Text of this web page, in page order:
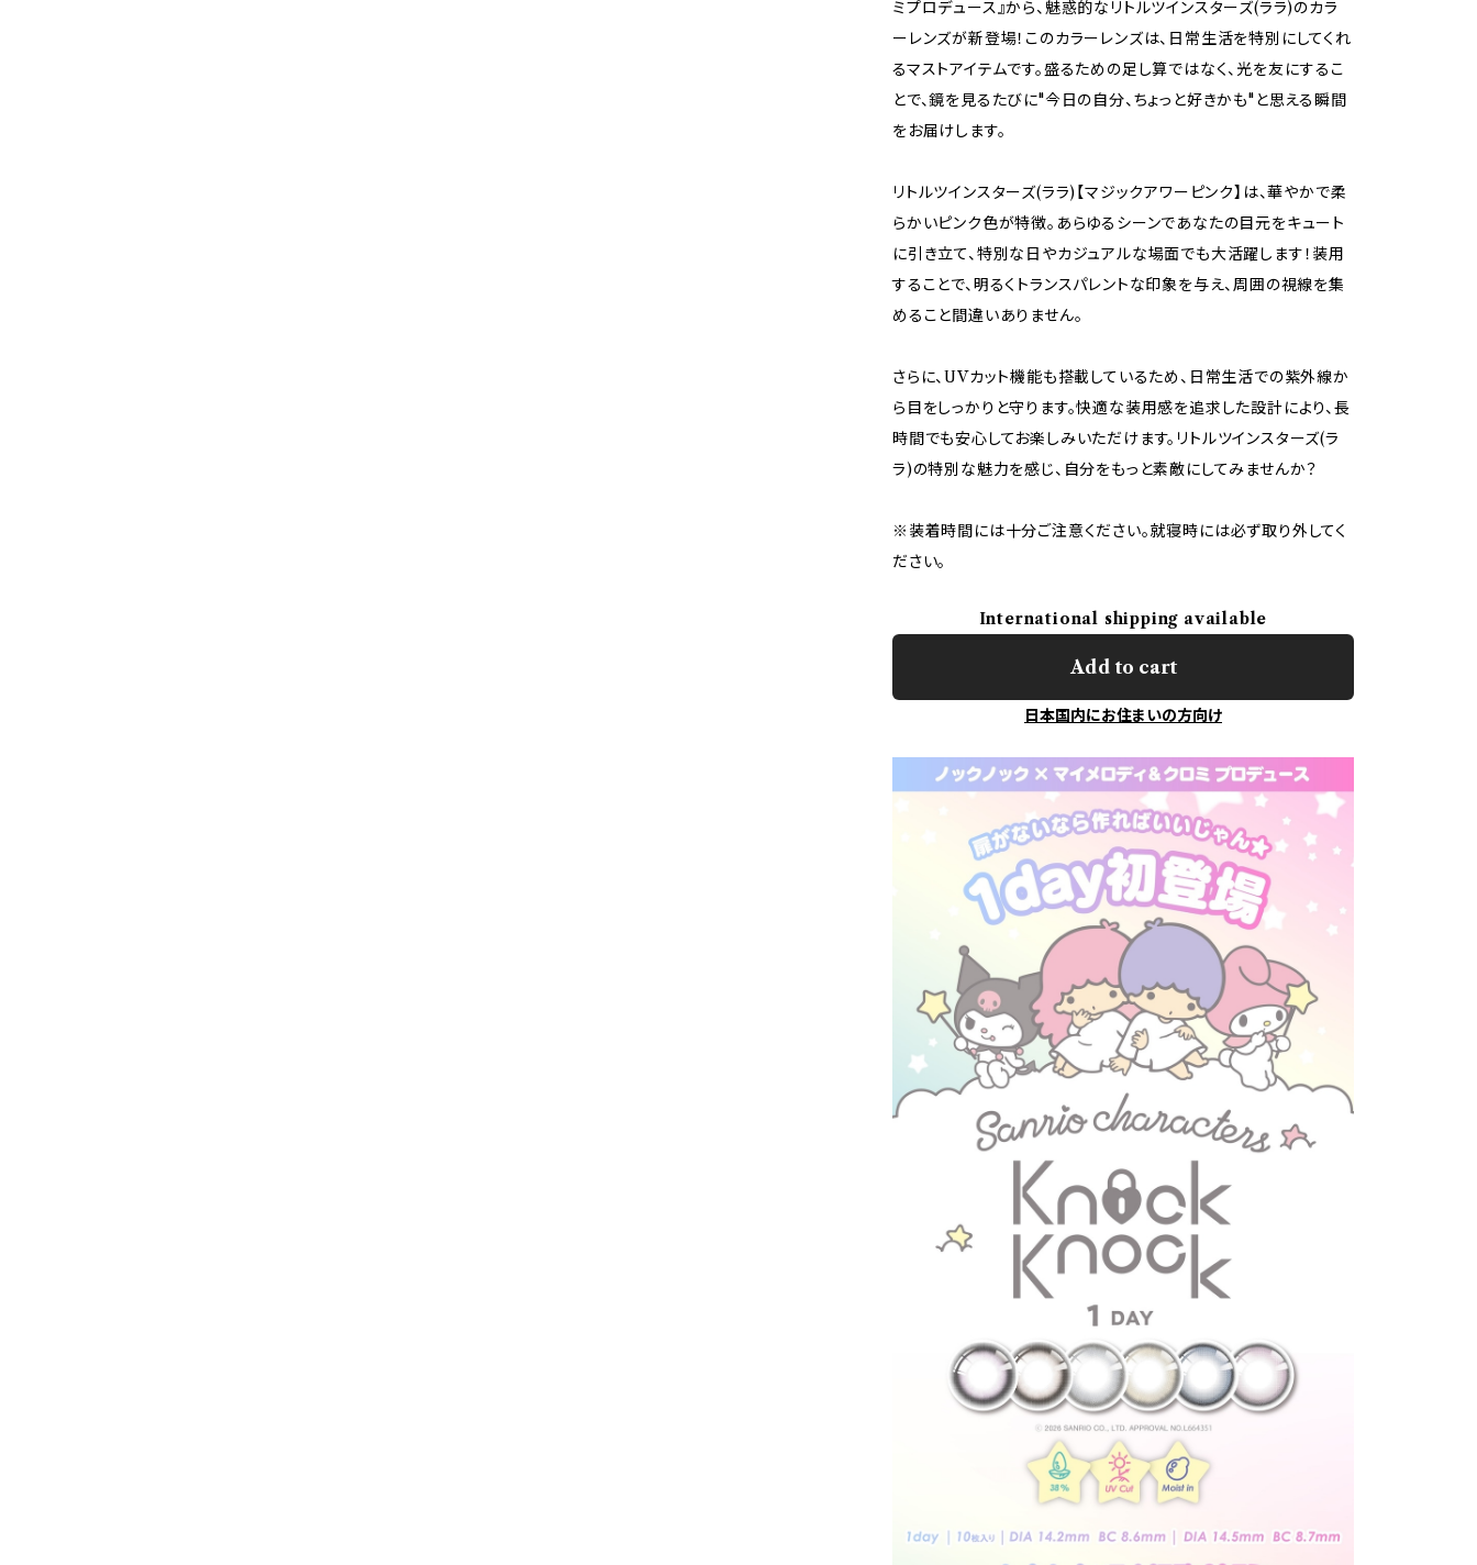
ミプロデュース』から、魅惑的なリトルツインスターズ(ララ)のカラ
ーレンズが新登場！このカラーレンズは、日常生活を特別にしてくれ
るマストアイテムです。盛るための足し算ではなく、光を友にするこ
とで、鏡を見るたびに"今日の自分、ちょっと好きかも"と思える瞬間
をお届けします。
リトルツインスターズ(ララ)【マジックアワーピンク】は、華やかで柔
らかいピンク色が特徴。あらゆるシーンであなたの目元をキュート
に引き立て、特別な日やカジュアルな場面でも大活躍します！装用
することで、明るくトランスパレントな印象を与え、周囲の視線を集
めること間違いありません。
さらに、UVカット機能も搭載しているため、日常生活での紫外線か
ら目をしっかりと守ります。快適な装用感を追求した設計により、長
時間でも安心してお楽しみいただけます。リトルツインスターズ(ラ
ラ)の特別な魅力を感じ、自分をもっと素敵にしてみませんか？
※装着時間には十分ご注意ください。就寝時には必ず取り外してく
ださい。
International shipping available
Add to cart
日本国内にお住まいの方向け